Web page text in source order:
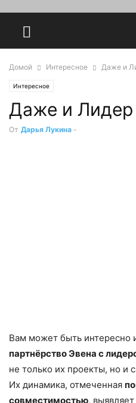
Домой Интересное Даже и
Интересное
Даже и
От Дарья Лукина -
Вам может быть интересно
партнёрство Эвена с
не только их проекты, но и
Их динамика, отмеченная
совместимостью,